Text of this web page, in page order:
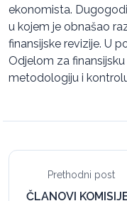
ekonomista.
u kojem je obnašao
finansijske revizije. U
Odjelom za
metodologiju i
Prethodni post
ČLANOVI